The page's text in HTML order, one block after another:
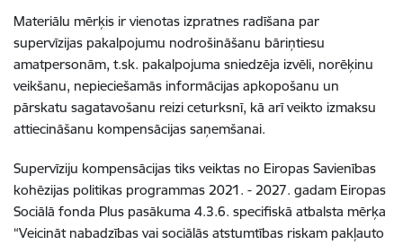
Materiālu mērķis ir vienotas izpratnes radīšana par
supervīzijas pakalpojumu nodrošināšanu bāriņtiesu
amatpersonām, t.sk. pakalpojuma sniedzēja izvēli, norēķinu
veikšanu, nepieciešamās informācijas apkopošanu un
pārskatu sagatavošanu reizi ceturksnī, kā arī veikto izmaksu
attiecināšanu kompensācijas saņemšanai.
Supervīziju kompensācijas tiks veiktas no Eiropas Savienības
kohēzijas politikas programmas 2021. - 2027. gadam Eiropas
Sociālā fonda Plus pasākuma 4.3.6. specifiskā atbalsta mērķa
“Veicināt nabadzības vai sociālās atstumtības riskam pakļauto